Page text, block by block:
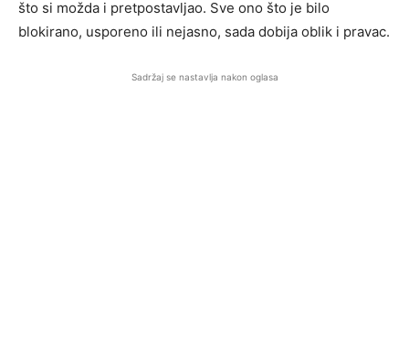
što si možda i pretpostavljao. Sve ono što je bilo
blokirano, usporeno ili nejasno, sada dobija oblik i pravac.
Sadržaj se nastavlja nakon oglasa